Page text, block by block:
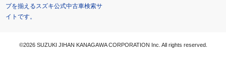
プを揃えるスズキ公式中古車検索サ
イトです。
©2026 SUZUKI JIHAN KANAGAWA CORPORATION Inc. All rights reserved.